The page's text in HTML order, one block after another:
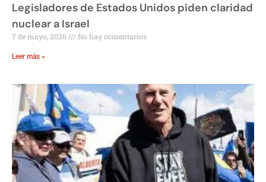
Legisladores de Estados Unidos piden claridad
nuclear a Israel
7 de mayo, 2026 No hay comentarios
Leer más »